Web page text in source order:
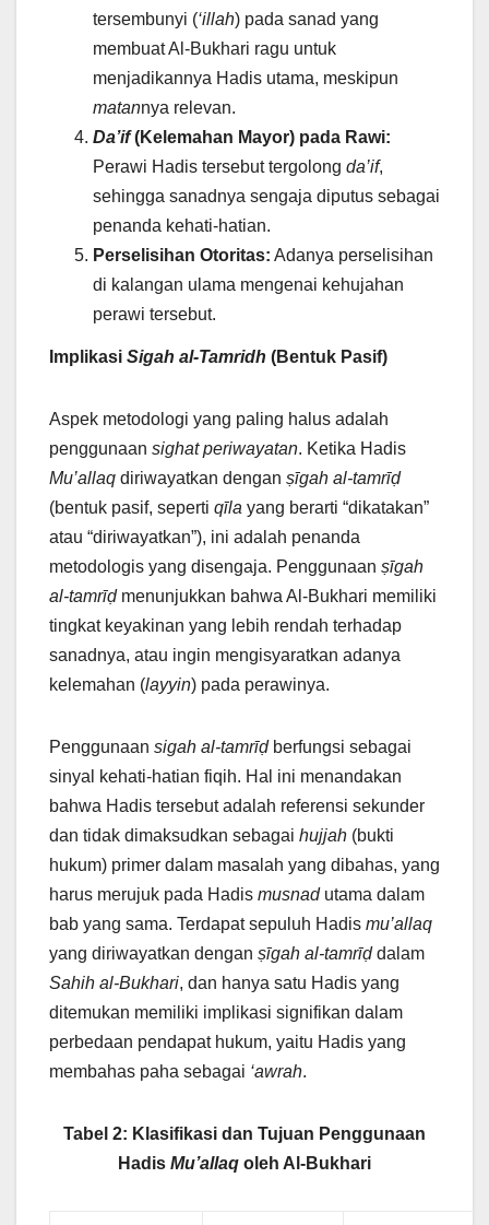
tersembunyi (‘illah) pada sanad yang
membuat Al-Bukhari ragu untuk
menjadikannya Hadis utama, meskipun
matannya relevan.
Da’if(Kelemahan Mayor) pada Rawi:
Perawi Hadis tersebut tergolong da’if,
sehingga sanadnya sengaja diputus sebagai
penanda kehati-hatian.
Perselisihan Otoritas: Adanya perselisihan
di kalangan ulama mengenai kehujahan
perawi tersebut.
Implikasi Sigah al-Tamridh (Bentuk Pasif)
Aspek metodologi yang paling halus adalah
penggunaan sighat periwayatan. Ketika Hadis
Mu’allaq diriwayatkan dengan ṣīgah al-tamrīḍ
(bentuk pasif, seperti qīla yang berarti “dikatakan”
atau “diriwayatkan”), ini adalah penanda
metodologis yang disengaja. Penggunaan ṣīgah
al-tamrīḍmenunjukkan bahwa Al-Bukhari memiliki
tingkat keyakinan yang lebih rendah terhadap
sanadnya, atau ingin mengisyaratkan adanya
kelemahan (layyin) pada perawinya.
Penggunaan sigah al-tamrīḍberfungsi sebagai
sinyal kehati-hatian fiqih. Hal ini menandakan
bahwa Hadis tersebut adalah referensi sekunder
dan tidak dimaksudkan sebagai hujjah (bukti
hukum) primer dalam masalah yang dibahas, yang
harus merujuk pada Hadis musnadutama dalam
bab yang sama. Terdapat sepuluh Hadis mu’allaq
yang diriwayatkan dengan ṣīgah al-tamrīḍdalam
Sahih al-Bukhari, dan hanya satu Hadis yang
ditemukan memiliki implikasi signifikan dalam
perbedaan pendapat hukum, yaitu Hadis yang
membahas paha sebagai ‘awrah.
Tabel 2: Klasifikasi dan Tujuan Penggunaan
Hadis Mu’allaq oleh Al-Bukhari